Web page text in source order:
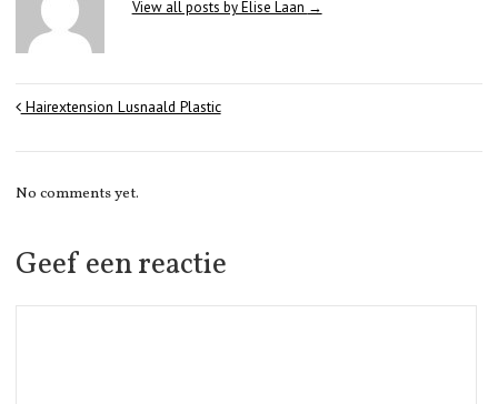
View all posts by Elise Laan →
Hairextension Lusnaald Plastic
No comments yet.
Geef een reactie